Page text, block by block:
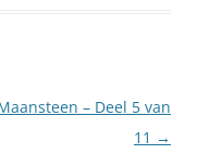
– Deel 5 van
11 →